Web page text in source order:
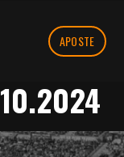
APOSTE